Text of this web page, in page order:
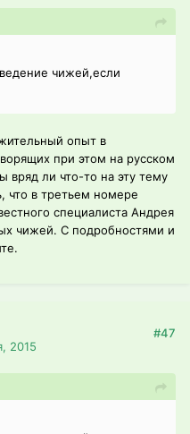
чижей,если
опыт в
при этом на русском
вряд ли что-то на эту тему
что в третьем номере
специалиста Андрея
чижей. С подробностями и
2015
#47